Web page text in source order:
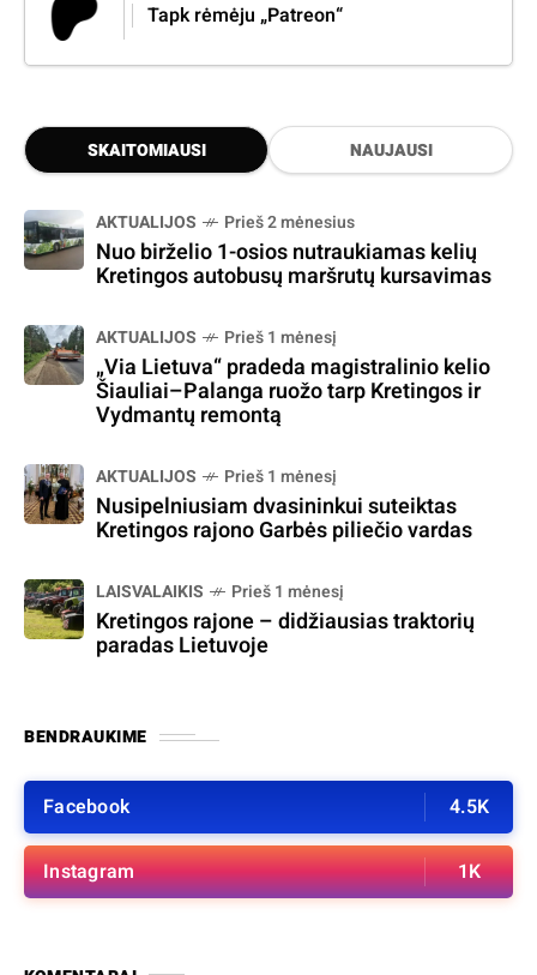
Tapk rėmėju „Patreon“
SKAITOMIAUSI NAUJAUSI
AKTUALIJOS Prieš 2 mėnesius
Nuo birželio 1-osios nutraukiamas kelių
Kretingos autobusų maršrutų kursavimas
AKTUALIJOS Prieš 1 mėnesį
„Via Lietuva“ pradeda magistralinio kelio
Šiauliai–Palanga ruožo tarp Kretingos ir
Vydmantų remontą
AKTUALIJOS Prieš 1 mėnesį
Nusipelniusiam dvasininkui suteiktas
Kretingos rajono Garbės piliečio vardas
LAISVALAIKIS Prieš 1 mėnesį
Kretingos rajone – didžiausias traktorių
paradas Lietuvoje
BENDRAUKIME
Facebook 4.5K
Instagram 1K